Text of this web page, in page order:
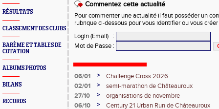
RÉSULTATS
CLASSEMENT DES CLUBS
BARÈME ET TABLES DE
COTATION
ALBUMS PHOTOS
BILANS
RECORDS
Commentez cette actualité
Pour commenter une actualité il faut posséder un
rubrique ci-dessous pour vous identifier ou vous
Login (Email)
:
Mot de Passe :
06/01 >
Challenge Cross 2026
02/01
>
semi-marathon de Châteauroux
27/10
>
organisations de novembre
06/10
>
Century 21 Urban Run de Châteauroux